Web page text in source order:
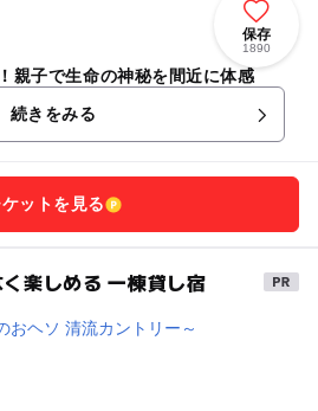
保存
1890
親子で生命の神秘を間近に体感
続きをみる
ットを見る
楽しめる 一棟貸し宿